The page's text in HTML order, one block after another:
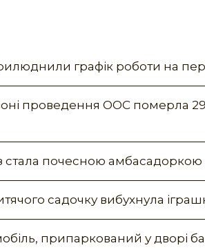
графік роботи на
проведення ООС померла
стала почесною
садочку вибухнула
припаркований у дворі